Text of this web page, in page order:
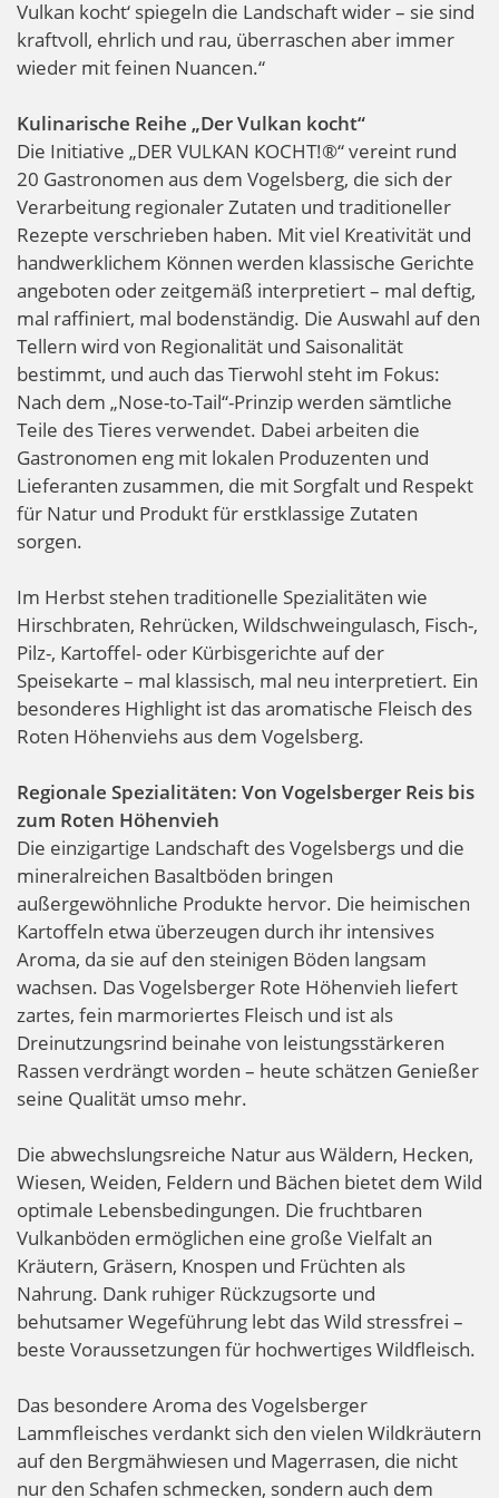
Vulkan kocht‘ spiegeln die Landschaft wider – sie sind
kraftvoll, ehrlich und rau, überraschen aber immer
wieder mit feinen Nuancen.“
Kulinarische Reihe „Der Vulkan kocht“
Die Initiative „DER VULKAN KOCHT!®“ vereint rund
20 Gastronomen aus dem Vogelsberg, die sich der
Verarbeitung regionaler Zutaten und traditioneller
Rezepte verschrieben haben. Mit viel Kreativität und
handwerklichem Können werden klassische Gerichte
angeboten oder zeitgemäß interpretiert – mal deftig,
mal raffiniert, mal bodenständig. Die Auswahl auf den
Tellern wird von Regionalität und Saisonalität
bestimmt, und auch das Tierwohl steht im Fokus:
Nach dem „Nose-to-Tail“-Prinzip werden sämtliche
Teile des Tieres verwendet. Dabei arbeiten die
Gastronomen eng mit lokalen Produzenten und
Lieferanten zusammen, die mit Sorgfalt und Respekt
für Natur und Produkt für erstklassige Zutaten
sorgen.
Im Herbst stehen traditionelle Spezialitäten wie
Hirschbraten, Rehrücken, Wildschweingulasch, Fisch-,
Pilz-, Kartoffel- oder Kürbisgerichte auf der
Speisekarte – mal klassisch, mal neu interpretiert. Ein
besonderes Highlight ist das aromatische Fleisch des
Roten Höhenviehs aus dem Vogelsberg.
Regionale Spezialitäten: Von Vogelsberger Reis bis
zum Roten Höhenvieh
Die einzigartige Landschaft des Vogelsbergs und die
mineralreichen Basaltböden bringen
außergewöhnliche Produkte hervor. Die heimischen
Kartoffeln etwa überzeugen durch ihr intensives
Aroma, da sie auf den steinigen Böden langsam
wachsen. Das Vogelsberger Rote Höhenvieh liefert
zartes, fein marmoriertes Fleisch und ist als
Dreinutzungsrind beinahe von leistungsstärkeren
Rassen verdrängt worden – heute schätzen Genießer
seine Qualität umso mehr.
Die abwechslungsreiche Natur aus Wäldern, Hecken,
Wiesen, Weiden, Feldern und Bächen bietet dem Wild
optimale Lebensbedingungen. Die fruchtbaren
Vulkanböden ermöglichen eine große Vielfalt an
Kräutern, Gräsern, Knospen und Früchten als
Nahrung. Dank ruhiger Rückzugsorte und
behutsamer Wegeführung lebt das Wild stressfrei –
beste Voraussetzungen für hochwertiges Wildfleisch.
Das besondere Aroma des Vogelsberger
Lammfleisches verdankt sich den vielen Wildkräutern
auf den Bergmähwiesen und Magerrasen, die nicht
nur den Schafen schmecken, sondern auch dem